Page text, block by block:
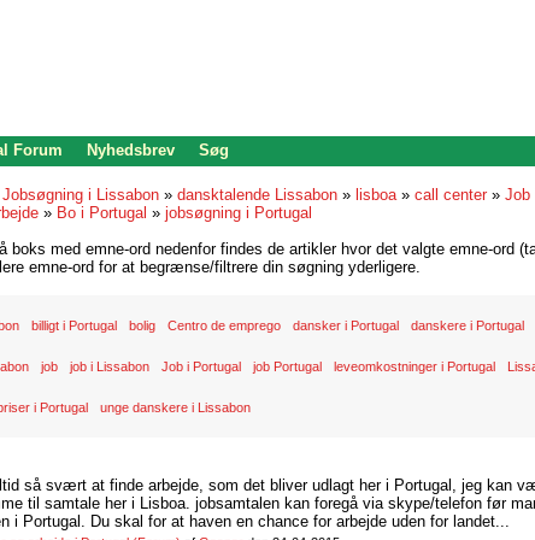
Forum Nyhedsbrev Søg
Jobsøgning i Lissabon » dansktalende Lissabon » lisboa» call center » Job
» Bo i Portugal » jobsøgning i Portugal
boks med emne-ord nedenfor findes de artikler hvor det valgte emne-ord
emne-ord for at begrænse/filtrere din søgning yderligere.
billigt i Portugal bolig Centro de emprego dansker i Portugal danskere i Portugal
job job i Lissabon Job i Portugal job Portugal leveomkostninger i Portugal
i Portugal unge danskere i Lissabon
så svært at finde arbejde, som det bliver udlagt her i Portugal, jeg kan
til samtale her i Lisboa. jobsamtalen kan foregå via skype/telefon før
i Portugal. Du skal for at haven en chance for arbejde uden for landet...